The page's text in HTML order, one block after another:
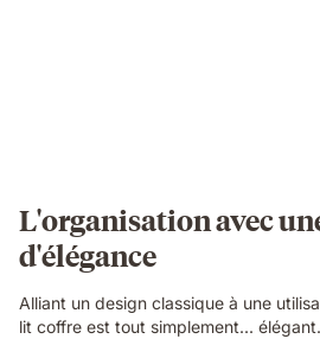
L'organisation avec
d'élégance
Alliant un design classique à une
lit coffre est tout simplement...